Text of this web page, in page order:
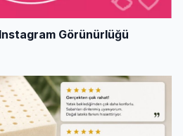
Görünürlüğü